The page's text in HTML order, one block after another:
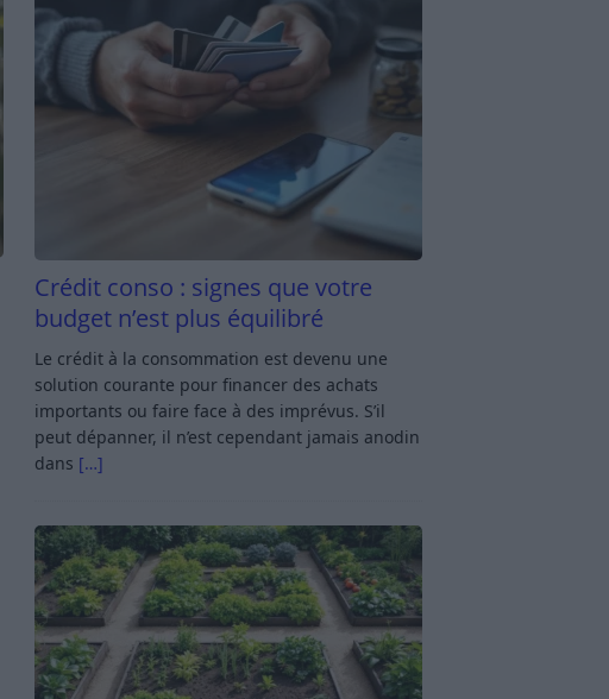
Crédit conso : signes que votre
budget n’est plus équilibré
Le crédit à la consommation est devenu une
solution courante pour financer des achats
importants ou faire face à des imprévus. S’il
peut dépanner, il n’est cependant jamais anodin
dans […]